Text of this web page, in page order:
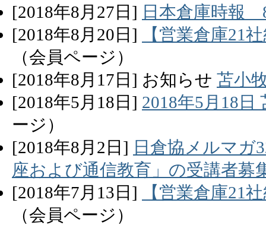
[2018年8月 27 日] 日本倉庫時報
[2018年8月 20 日]
【営業倉庫21
（会員ページ）
[2018年8月 17 日] お知らせ 苫小
[2018年5月 18 日] 2018年5月18
ージ）
[2018年8月 2 日] 日倉協メルマガ
座および通信教育」の受講者募
[2018年7月 13 日]
【営業倉庫21
（会員ページ）